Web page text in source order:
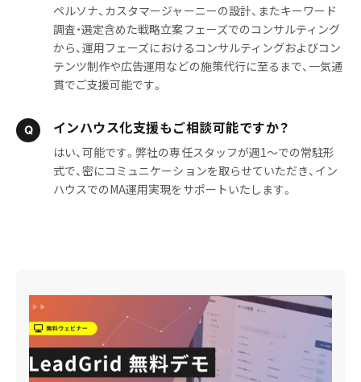
ペルソナ、カスタマージャーニーの設計、またキーワード
調査・選定含めた戦略立案フェーズでのコンサルティング
から、運用フェーズにおけるコンサルティングおよびコン
テンツ制作や広告運用などの施策代行に至るまで、一気通
貫でご支援可能です。
インハウス化支援もご相談可能ですか？
はい、可能です。弊社の専任スタッフが週1〜での常駐形
式で、密にコミュニケーションを取らせていただき、イン
ハウスでのMA運用実現をサポートいたします。